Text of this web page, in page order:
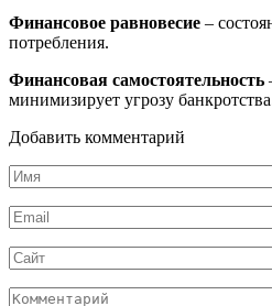
Финансовое равновесие –
потребления.
Финансовая самостоятельность
минимизирует угрозу
Добавить комментарий
Имя
*
Email
*
Сайт
Комментарий